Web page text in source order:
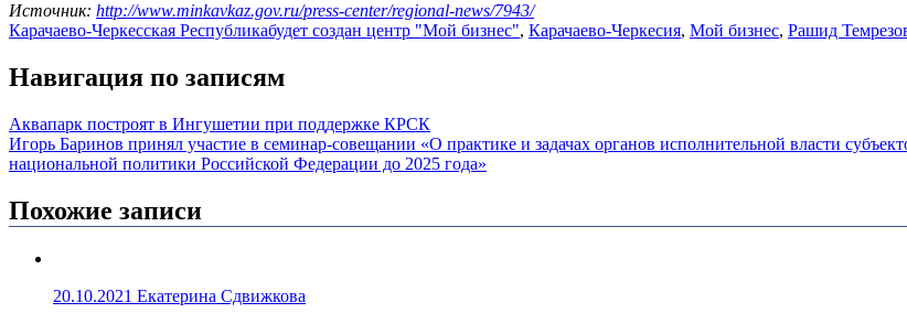
Источник: http://www.minkavkaz.gov.ru/press-center/regional-news/7943/
Карачаево-Черкесская Республикабудет создан центр "Мой бизнес", Карачаево-Черкесия, Мой бизнес, Рашид
Навигация по записям
Аквапарк построят в Ингушетии при поддержке КРСК
Игорь Баринов принял участие в семинар-совещании «О практике и задачах органов исполнительной власти
национальной политики Российской Федерации до 2025 года»
Похожие записи
20.10.2021 Екатерина Сдвижкова